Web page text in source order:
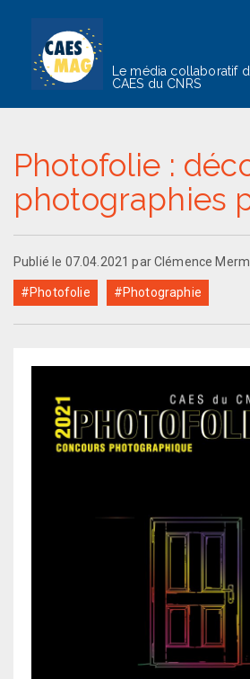
Le média collaboratif
CAES du CNRS
Photofolie :
photographies
Publié le 07.04.2021 par Clémence
#Photofolie #Photographie